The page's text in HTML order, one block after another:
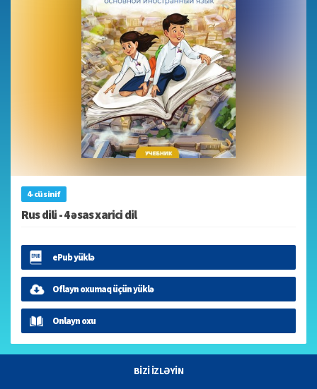
4-cü sinif
Rus dili - 4 əsas xarici dil
ePub yüklə
Oflayn oxumaq üçün yüklə
Onlayn oxu
BİZİ İZLƏYİN